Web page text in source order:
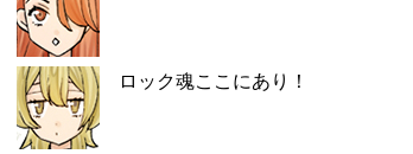
ロック魂ここにあり！